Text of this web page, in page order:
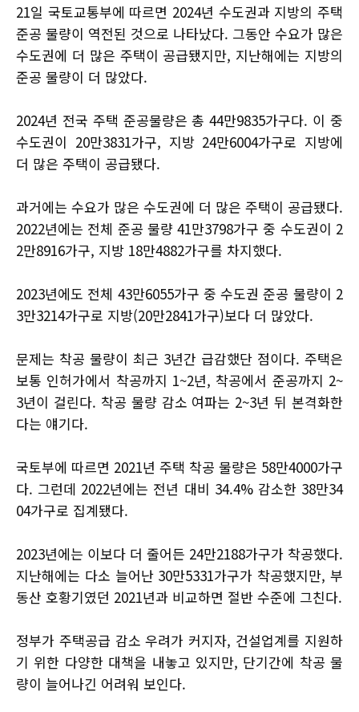
21일 국토교통부에 따르면 2024년 수도권과 지방의 주택
준공 물량이 역전된 것으로 나타났다. 그동안 수요가 많은
수도권에 더 많은 주택이 공급됐지만, 지난해에는 지방의
준공 물량이 더 많았다.
2024년 전국 주택 준공물량은 총 44만9835가구다. 이 중
수도권이 20만3831가구, 지방 24만6004가구로 지방에
더 많은 주택이 공급됐다.
과거에는 수요가 많은 수도권에 더 많은 주택이 공급됐다.
2022년에는 전체 준공 물량 41만3798가구 중 수도권이 2
2만8916가구, 지방 18만4882가구를 차지했다.
2023년에도 전체 43만6055가구 중 수도권 준공 물량이 2
3만3214가구로 지방(20만2841가구)보다 더 많았다.
문제는 착공 물량이 최근 3년간 급감했단 점이다. 주택은
보통 인허가에서 착공까지 1~2년, 착공에서 준공까지 2~
3년이 걸린다. 착공 물량 감소 여파는 2~3년 뒤 본격화한
다는 얘기다.
국토부에 따르면 2021년 주택 착공 물량은 58만4000가구
다. 그런데 2022년에는 전년 대비 34.4% 감소한 38만34
04가구로 집계됐다.
2023년에는 이보다 더 줄어든 24만2188가구가 착공했다.
지난해에는 다소 늘어난 30만5331가구가 착공했지만, 부
동산 호황기였던 2021년과 비교하면 절반 수준에 그친다.
정부가 주택공급 감소 우려가 커지자, 건설업계를 지원하
기 위한 다양한 대책을 내놓고 있지만, 단기간에 착공 물
량이 늘어나긴 어려워 보인다.